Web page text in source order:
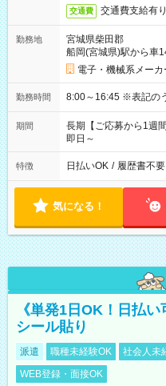
交通費 交通費支給有り
勤務地
宮城県柴田郡
船岡(宮城県)駅から車
電子・機械系メーカ
勤務時間 8:00～16:45
期間
長期【ご応募から1週
即日～
特徴 日払いOK / 履歴書不要
気になる！
《単発1日OK！日払
シール貼り
派遣 職種未経験OK 社会人未
WEB登録・面接OK